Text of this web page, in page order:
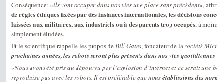
Conséquence: «ils vont occuper dans nos vies une place sans précédent»,
de règles éthiques fixées par des instances internationales, les décisions
laissées aux militaires, aux industriels ou à des parents trop occupés, à
simplement éludées.
Et le scientifique rappelle les propos de Bill Gates, fondateur de lasociété
prochaines années, les robots seront plus présents dans nos vies
«Nous avons été pris au dépourvu par l’explosion d’internet et ce serait une
reproduise pas avec les robots. Il est préférable que nousétablissions des